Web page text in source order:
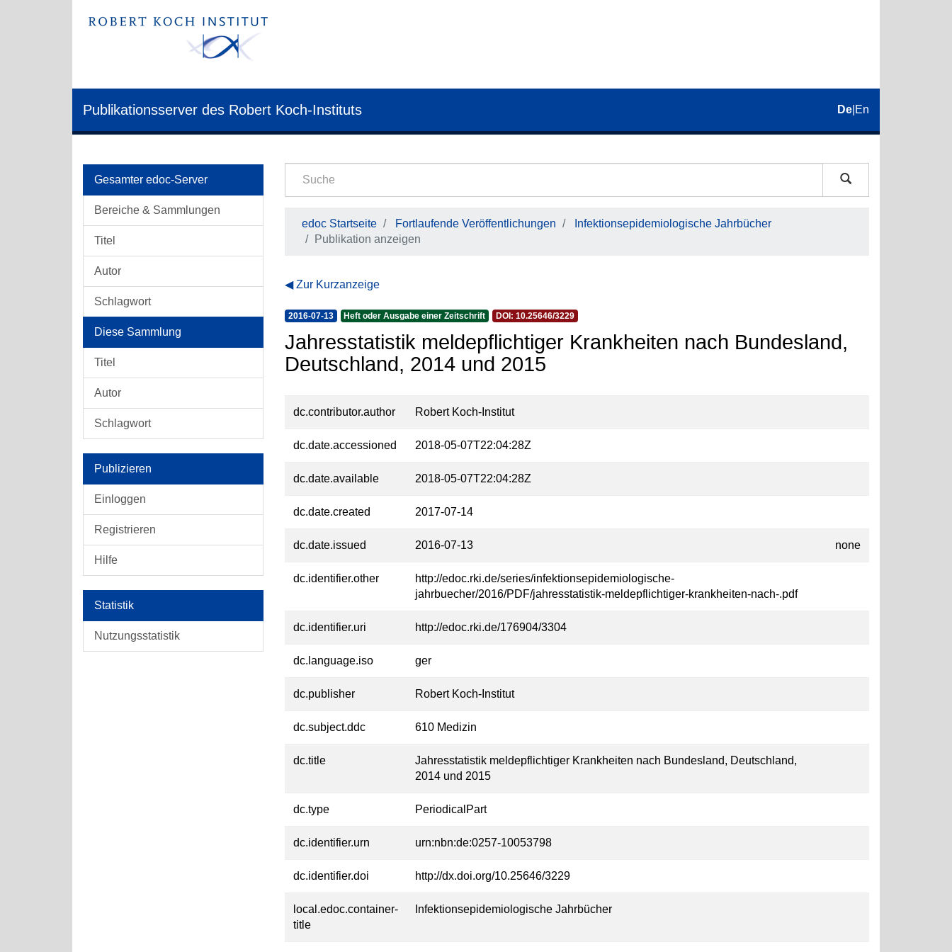
Publikationsserver des Robert Koch-Instituts De En
Gesamter edoc-Server
Bereiche & Sammlungen
Titel
Autor
Schlagwort
Diese Sammlung
Titel
Autor
Schlagwort
Publizieren
Einloggen
Registrieren
Hilfe
Statistik
Nutzungsstatistik
edoc Startseite Fortlaufende Veröffentlichungen
Infektionsepidemiologische Jahrbücher
Publikation anzeigen
Zur Kurzanzeige
2016-07-13 Heft oder Ausgabe einer Zeitschrift DOI: 10.25646/3229
Jahresstatistik meldepflichtiger Krankheiten nach Bundesland,
Deutschland, 2014 und 2015
dc.contributor.author Robert Koch-Institut
dc.date.accessioned 2018-05-07T22:04:28Z
dc.date.available 2018-05-07T22:04:28Z
dc.date.created 2017-07-14
dc.date.issued 2016-07-13 none
dc.identifier.other
http://edoc.rki.de/series/infektionsepidemiologische-
jahrbuecher/2016/PDF/jahresstatistik-meldepflichtiger-krankheiten-nach-.pdf
dc.identifier.uri http://edoc.rki.de/176904/3304
dc.language.iso ger
dc.publisher Robert Koch-Institut
dc.subject.ddc 610 Medizin
dc.title
Jahresstatistik meldepflichtiger Krankheiten nach Bundesland, Deutschland,
2014 und 2015
dc.type PeriodicalPart
dc.identifier.urn urn:nbn:de:0257-10053798
dc.identifier.doi http://dx.doi.org/10.25646/3229
local.edoc.container-
title
Infektionsepidemiologische Jahrbücher